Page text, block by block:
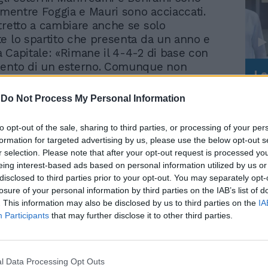
Do Not Process My Personal Information
opt-out of the sale, sharing to third parties, or processing of your
for targeted advertising by us, please use the below opt-out
selection. Please note that after your opt-out request is processed
interest-based ads based on personal information utilized by us
to third parties prior to your opt-out. You may separately
of your personal information by third parties on the IAB’s list of
This information may also be disclosed by us to third parties on the
Participants that may further disclose it to other third parties.
Data Processing Opt Outs
Foggia e Mauri sono acciaccati.
a cambiare anche se solo
lo spartito che presenta da un anno e
Capitale: «Rimane il 4-4-2 di base con
di un esterno. Comunque non
ma i giocatori che li sanno
L'esordio di Quadri? Non lo escludo, è
bravo e ci si può lavorare. Sarà il campo
decidere se è pronto per la serie A». L'ex
giocherà dietro a Pandev e
una posizione ibrida sul centro-sinistra.
del «rombo» sarà Mutarelli con
il recuperato Mauri ai lati. In difesa
il confermato Cribari mentre
rimasto a casa a curare una leggera
al ginocchio. Sulle corsie laterali Oddo
di troppo. In panchina Foggia e
Rudy Giuliani a Come States?